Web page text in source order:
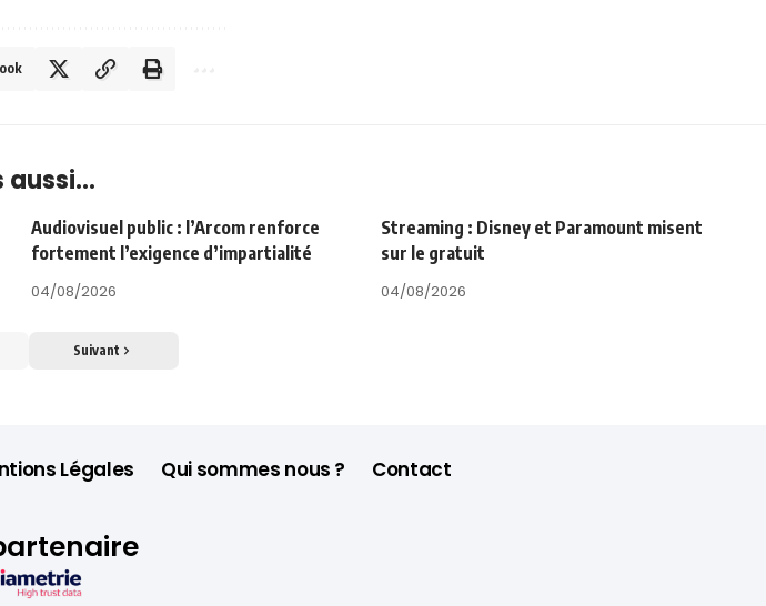
aussi...
Audiovisuel public : l’Arcom renforce
fortement l’exigence d’impartialité
04/08/2026
Streaming : Disney et Paramount misent
sur le gratuit
04/08/2026
Suivant
Légales Qui sommes nous ? Contact